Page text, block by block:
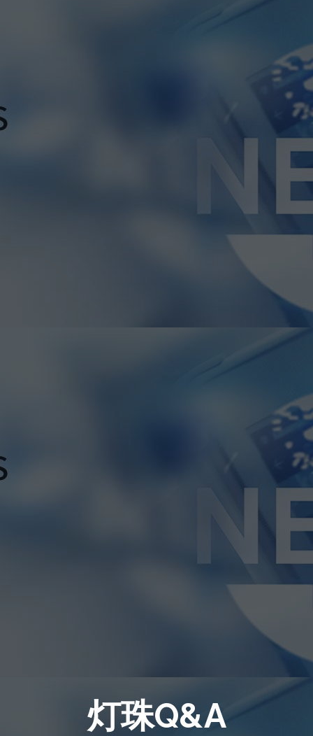
灯珠Q&A